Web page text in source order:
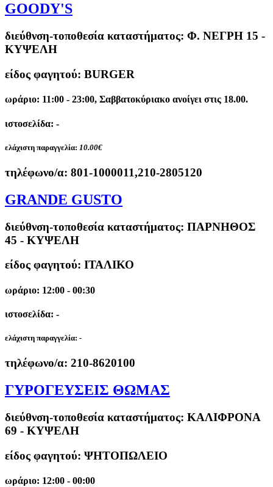
GOODY'S
διεύθνση-τοποθεσία καταστήματος: Φ. ΝΕΓΡΗ 15 -
ΚΥΨΕΛΗ
είδος φαγητού: BURGER
ωράριο: 11:00 - 23:00, Σαββατοκύριακο ανοίγει στις 18.00.
ιστοσελίδα: -
ελάχιστη παραγγελία: 10.00€
τηλέφωνο/α: 801-1000011,210-2805120
GRANDE GUSTO
διεύθνση-τοποθεσία καταστήματος: ΠΑΡΝΗΘΟΣ
45 - ΚΥΨΕΛΗ
είδος φαγητού: ΙΤΑΛΙΚΟ
ωράριο: 12:00 - 00:30
ιστοσελίδα: -
ελάχιστη παραγγελία: -
τηλέφωνο/α: 210-8620100
ΓΥΡΟΓΕΥΣΕΙΣ ΘΩΜΑΣ
διεύθνση-τοποθεσία καταστήματος: ΚΑΛΙΦΡΟΝΑ
69 - ΚΥΨΕΛΗ
είδος φαγητού: ΨΗΤΟΠΩΛΕΙΟ
ωράριο: 12:00 - 00:00